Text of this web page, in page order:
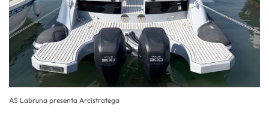
AS Labruna presenta Arcistratega